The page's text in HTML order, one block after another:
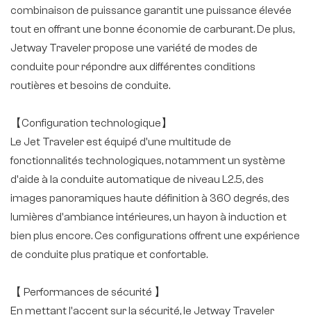
combinaison de puissance garantit une puissance élevée
tout en offrant une bonne économie de carburant. De plus,
Jetway Traveler propose une variété de modes de
conduite pour répondre aux différentes conditions
routières et besoins de conduite.
【Configuration technologique】
Le Jet Traveler est équipé d'une multitude de
fonctionnalités technologiques, notamment un système
d'aide à la conduite automatique de niveau L2.5, des
images panoramiques haute définition à 360 degrés, des
lumières d'ambiance intérieures, un hayon à induction et
bien plus encore. Ces configurations offrent une expérience
de conduite plus pratique et confortable.
【 Performances de sécurité 】
En mettant l'accent sur la sécurité, le Jetway Traveler